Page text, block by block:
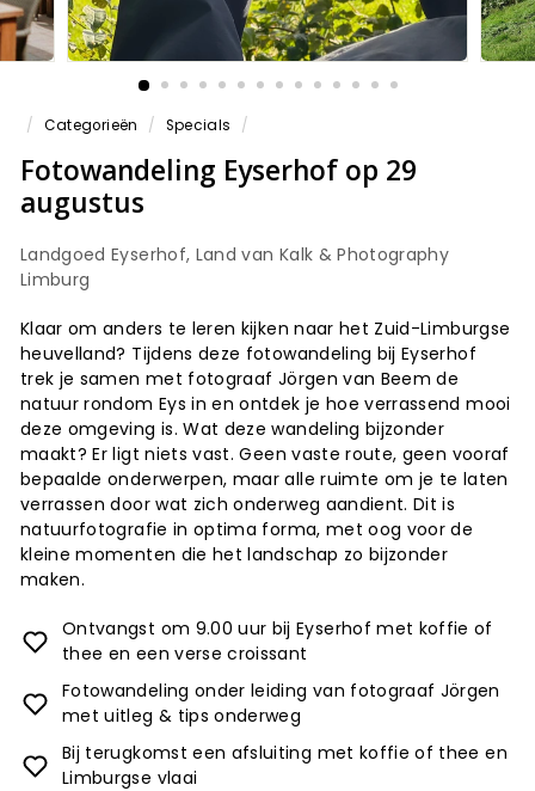
/ Categorieën / Specials /
Fotowandeling Eyserhof op 29
augustus
Landgoed Eyserhof, Land van Kalk & Photography
Limburg
Klaar om anders te leren kijken naar het Zuid-Limburgse
heuvelland? Tijdens deze fotowandeling bij Eyserhof
trek je samen met fotograaf Jörgen van Beem de
natuur rondom Eys in en ontdek je hoe verrassend mooi
deze omgeving is. Wat deze wandeling bijzonder
maakt? Er ligt niets vast. Geen vaste route, geen vooraf
bepaalde onderwerpen, maar alle ruimte om je te laten
verrassen door wat zich onderweg aandient. Dit is
natuurfotografie in optima forma, met oog voor de
kleine momenten die het landschap zo bijzonder
maken.
Ontvangst om 9.00 uur bij Eyserhof met koffie of
thee en een verse croissant
Fotowandeling onder leiding van fotograaf Jörgen
met uitleg & tips onderweg
Bij terugkomst een afsluiting met koffie of thee en
Limburgse vlaai